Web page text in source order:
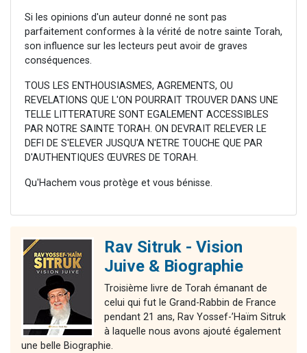
Si les opinions d'un auteur donné ne sont pas
parfaitement conformes à la vérité de notre sainte Torah,
son influence sur les lecteurs peut avoir de graves
conséquences.
TOUS LES ENTHOUSIASMES, AGREMENTS, OU
REVELATIONS QUE L'ON POURRAIT TROUVER DANS UNE
TELLE LITTERATURE SONT EGALEMENT ACCESSIBLES
PAR NOTRE SAINTE TORAH. ON DEVRAIT RELEVER LE
DEFI DE S'ELEVER JUSQU'A N'ETRE TOUCHE QUE PAR
D'AUTHENTIQUES ŒUVRES DE TORAH.
Qu'Hachem vous protège et vous bénisse.
Rav Sitruk - Vision
Juive & Biographie
Troisième livre de Torah émanant de
celui qui fut le Grand-Rabbin de France
pendant 21 ans, Rav Yossef-’Haïm Sitruk
à laquelle nous avons ajouté également
une belle Biographie.